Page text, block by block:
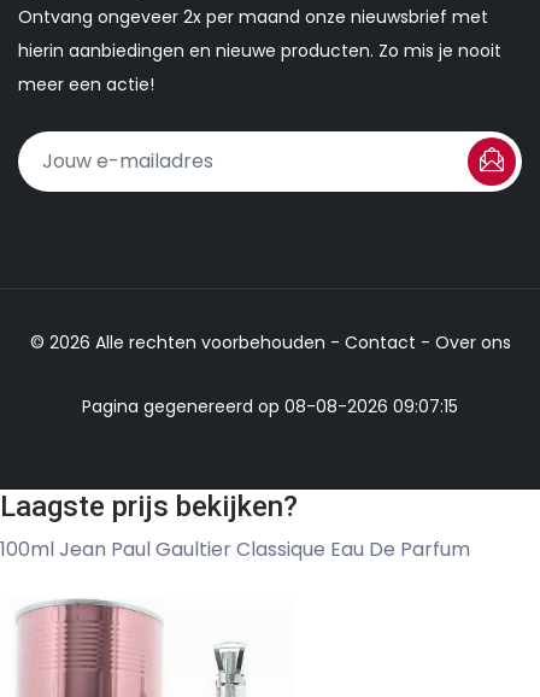
Ontvang ongeveer 2x per maand onze nieuwsbrief met
hierin aanbiedingen en nieuwe producten. Zo mis je nooit
meer een actie!
© 2026 Alle rechten voorbehouden - Contact - Over ons
Pagina gegenereerd op 08-08-2026 09:07:15
Laagste prijs bekijken?
100ml Jean Paul Gaultier Classique Eau De Parfum